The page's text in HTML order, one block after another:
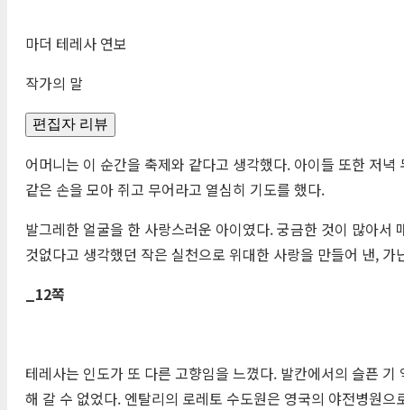
마더 테레사 연보
작가의 말
편집자 리뷰
어머니는 이 순간을 축제와 같다고 생각했다. 아이들 또한 저
같은 손을 모아 쥐고 무어라고 열심히 기도를 했다.
발그레한 얼굴을 한 사랑스러운 아이였다. 궁금한 것이 많아
것없다고 생각했던 작은 실천으로 위대한 사랑을 만들어 낸,
_12쪽
테레사는 인도가 또 다른 고향임을 느꼈다. 발칸에서의 슬픈
해 갈 수 없었다. 엔탈리의 로레토 수도원은 영국의 야전병원